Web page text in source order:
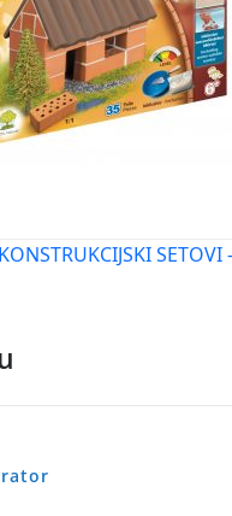
KONSTRUKCIJSKI SETOVI